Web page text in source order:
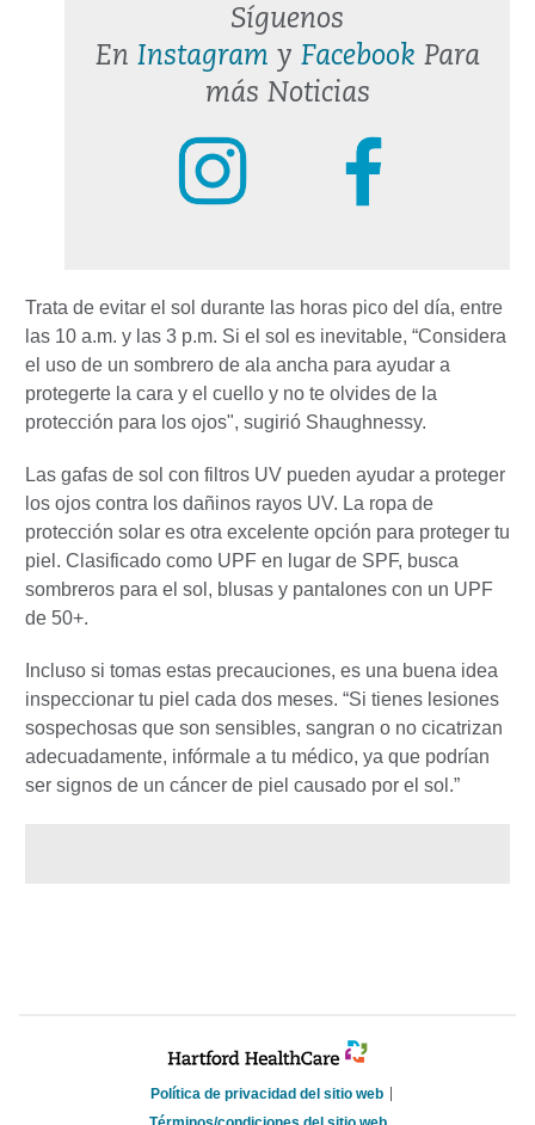
Síguenos
En Instagram y Facebook Para
más Noticias
Trata de evitar el sol durante las horas pico del día, entre
las 10 a.m. y las 3 p.m. Si el sol es inevitable, “Considera
el uso de un sombrero de ala ancha para ayudar a
protegerte la cara y el cuello y no te olvides de la
protección para los ojos", sugirió Shaughnessy.
Las gafas de sol con filtros UV pueden ayudar a proteger
los ojos contra los dañinos rayos UV. La ropa de
protección solar es otra excelente opción para proteger tu
piel. Clasificado como UPF en lugar de SPF, busca
sombreros para el sol, blusas y pantalones con un UPF
de 50+.
Incluso si tomas estas precauciones, es una buena idea
inspeccionar tu piel cada dos meses. “Si tienes lesiones
sospechosas que son sensibles, sangran o no cicatrizan
adecuadamente, infórmale a tu médico, ya que podrían
ser signos de un cáncer de piel causado por el sol.”
Política de privacidad del sitio web